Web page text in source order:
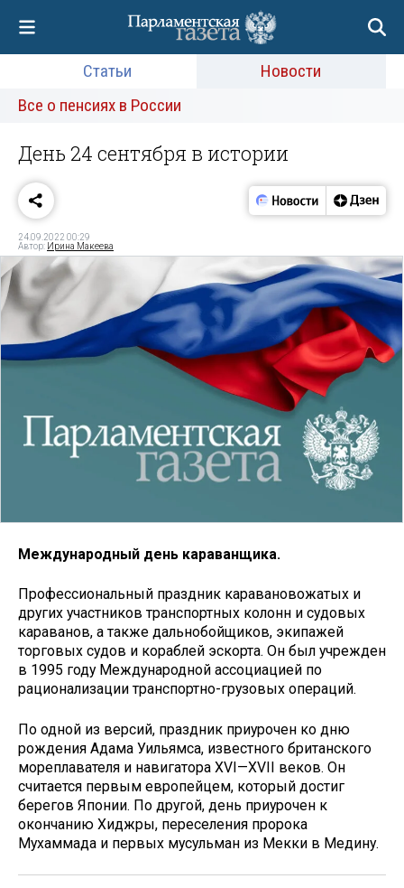
Статьи
Новости
Все о пенсиях в России
День 24 сентября в истории
24.09.2022 00:29
Автор: Ирина Макеева
Международный день караванщика.
Профессиональный праздник каравановожатых и
других участников транспортных колонн и судовых
караванов, а также дальнобойщиков, экипажей
торговых судов и кораблей эскорта. Он был учрежден
в 1995 году Международной ассоциацией по
рационализации транспортно-грузовых операций.
По одной из версий, праздник приурочен ко дню
рождения Адама Уильямса, известного британского
мореплавателя и навигатора XVI—XVII веков. Он
считается первым европейцем, который достиг
берегов Японии. По другой, день приурочен к
окончанию Хиджры, переселения пророка
Мухаммада и первых мусульман из Мекки в Медину.